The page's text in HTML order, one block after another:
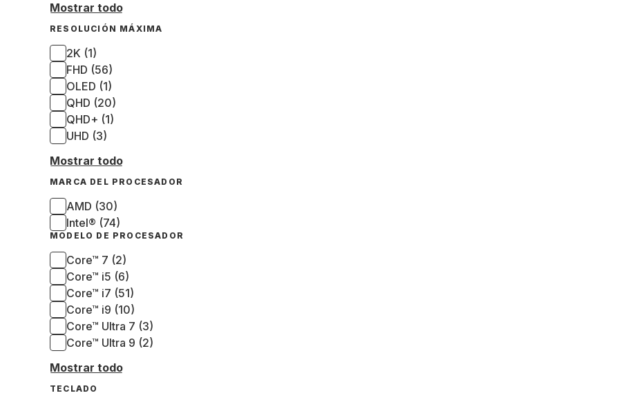
Mostrar todo
RESOLUCIÓN MÁXIMA
2K (1)
FHD (56)
OLED (1)
QHD (20)
QHD+ (1)
UHD (3)
Mostrar todo
MARCA DEL PROCESADOR
AMD (30)
Intel® (74)
MODELO DE PROCESADOR
Core™ 7 (2)
Core™ i5 (6)
Core™ i7 (51)
Core™ i9 (10)
Core™ Ultra 7 (3)
Core™ Ultra 9 (2)
Mostrar todo
TECLADO